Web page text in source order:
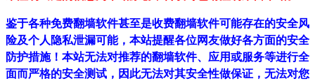
鉴于各种免费翻墙软件甚至是收费翻墙软件可能存在的安全风
险及个人隐私泄漏可能，本站提醒各位网友做好各方面的安全
防护措施！本站无法对推荐的翻墙软件、应用或服务等进行全
面而严格的安全测试，因此无法对其安全性做保证，无法对您